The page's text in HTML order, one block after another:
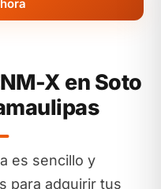
X en Soto
es sencillo y
para adquirir tus